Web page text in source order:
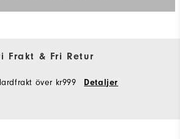
Frakt & Fri Retur
över kr999 Detaljer